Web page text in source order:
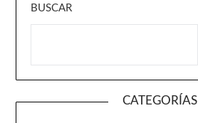
BUSCAR
CATEGORÍAS